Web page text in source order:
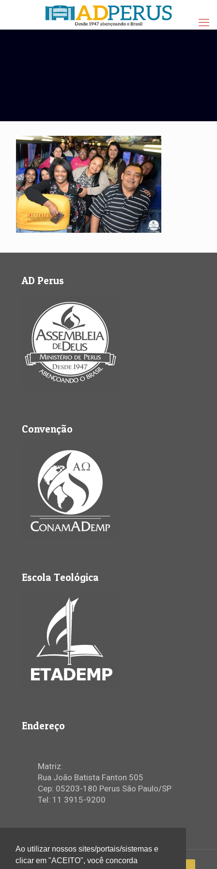
AD Perus
Convenção
Escola Teológica
Endereço
Matriz:
Rua João Batista Fanton 505
Cep: 05203-180 Perus São Paulo/SP
Tel: 11 3915-9200
Ao utilizar nossos sites/portais/sistemas e
clicar em "ACEITO", você concorda